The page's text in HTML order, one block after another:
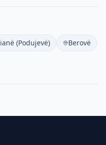
(Podujevë)
Berovë